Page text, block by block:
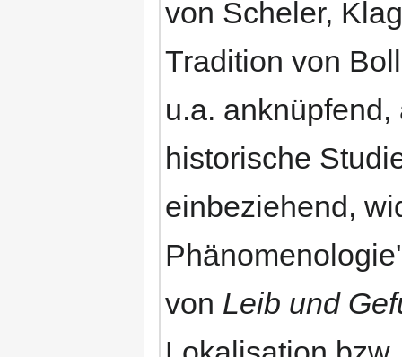
von Scheler,
Tradition von
u.a.
historische
einbeziehend,
von Leib und